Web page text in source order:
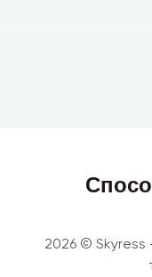
2026 © Skyress